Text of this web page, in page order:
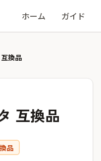
ホーム ガイド
換品
互換品
品